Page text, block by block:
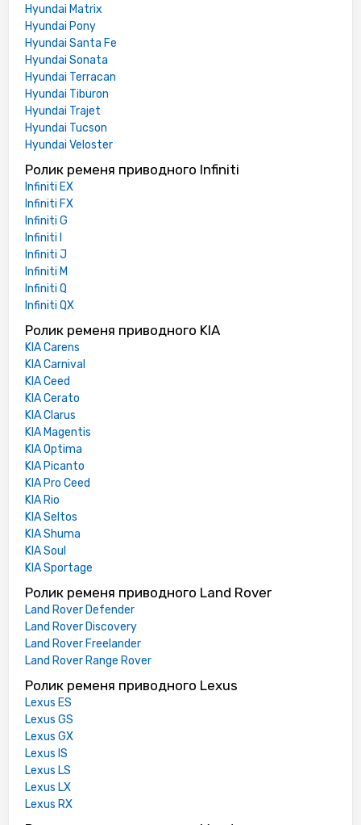
Hyundai Matrix
Hyundai Pony
Hyundai Santa Fe
Hyundai Sonata
Hyundai Terracan
Hyundai Tiburon
Hyundai Trajet
Hyundai Tucson
Hyundai Veloster
Ролик ременя приводного Infiniti
Infiniti EX
Infiniti FX
Infiniti G
Infiniti I
Infiniti J
Infiniti M
Infiniti Q
Infiniti QX
Ролик ременя приводного KIA
KIA Carens
KIA Carnival
KIA Ceed
KIA Cerato
KIA Clarus
KIA Magentis
KIA Optima
KIA Picanto
KIA Pro Ceed
KIA Rio
KIA Seltos
KIA Shuma
KIA Soul
KIA Sportage
Ролик ременя приводного Land Rover
Land Rover Defender
Land Rover Discovery
Land Rover Freelander
Land Rover Range Rover
Ролик ременя приводного Lexus
Lexus ES
Lexus GS
Lexus GX
Lexus IS
Lexus LS
Lexus LX
Lexus RX